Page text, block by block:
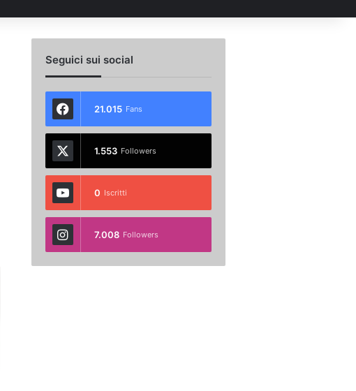
Seguici sui social
21.015 Fans
1.553 Followers
0 Iscritti
7.008 Followers